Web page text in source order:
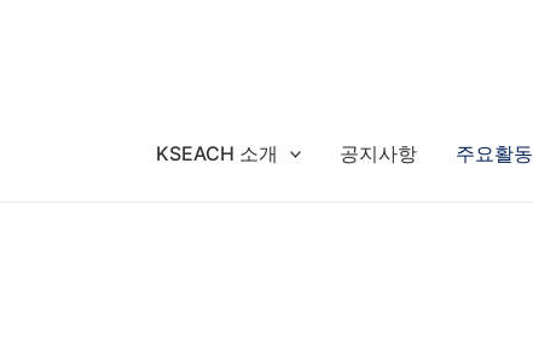
KSEACH 소개 공지사항 주요활동